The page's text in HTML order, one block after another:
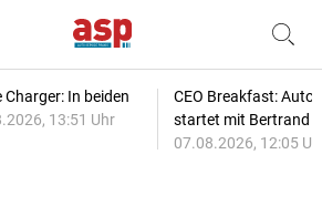
In beiden
13:51 Uhr
CEO Breakfast:
startet mit Bertrand
07.08.2026, 12:05